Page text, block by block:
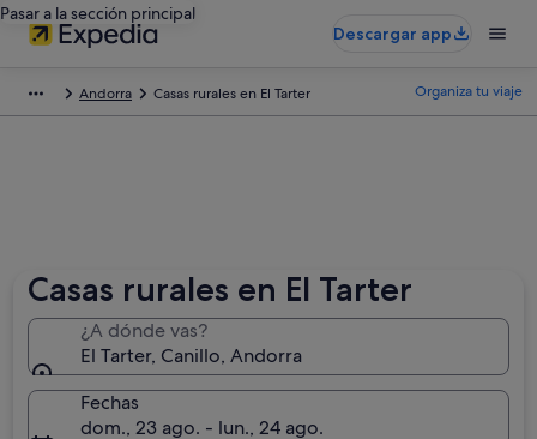
Pasar a la sección principal
Descargar app
Andorra Casas rurales en El Tarter Organiza tu viaje
Casas rurales en El Tarter
¿A dónde vas?
El Tarter, Canillo, Andorra
Fechas
dom., 23 ago. - lun., 24 ago.